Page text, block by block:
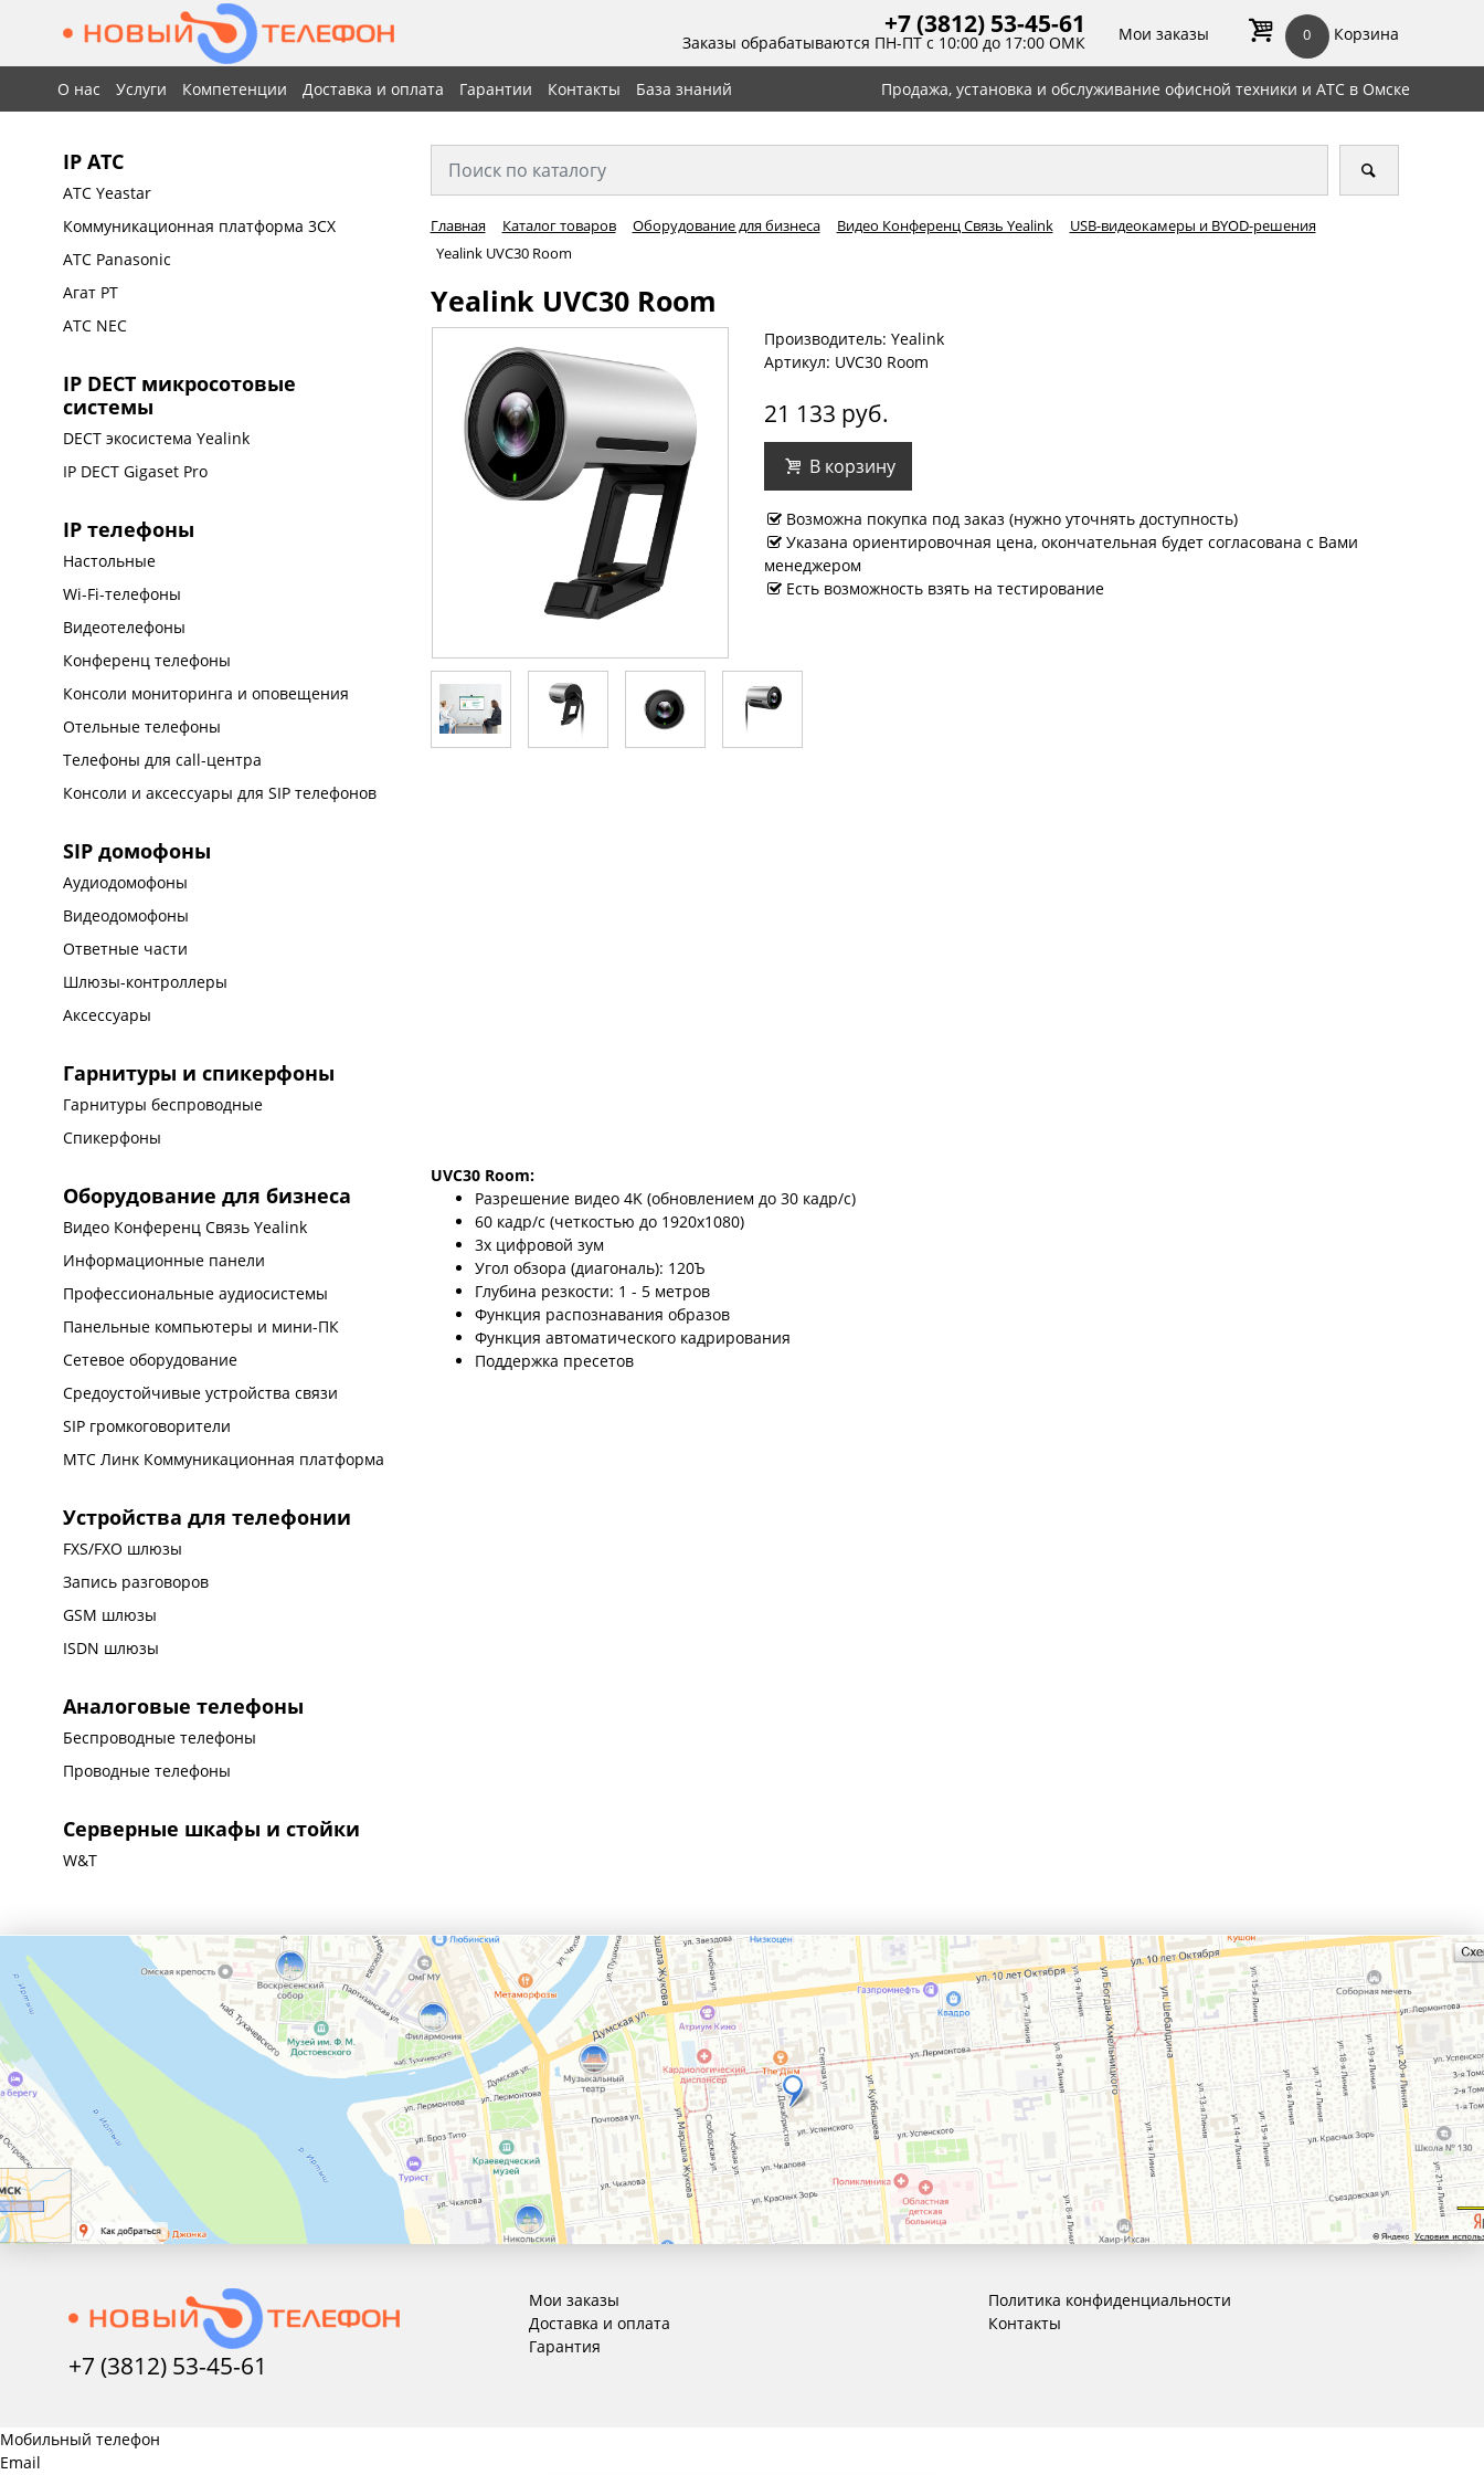
+7 (3812) 53-45-61
Заказы обрабатываются ПН-ПТ с 10:00 до 17:00 ОМК Мои заказы 0 Корзина
О нас Услуги Компетенции Доставка и оплата Гарантии Контакты База знаний Продажа, установка и обслуживание офисной техники и АТС в Омске
IP АТС
АТС Yeastar
Коммуникационная платформа 3CX
АТС Panasonic
Агат РТ
АТС NEC
IP DECT микросотовые
системы
DECT экосистема Yealink
IP DECT Gigaset Pro
IP телефоны
Настольные
Wi-Fi-телефоны
Видеотелефоны
Конференц телефоны
Консоли мониторинга и оповещения
Отельные телефоны
Телефоны для call-центра
Консоли и аксессуары для SIP телефонов
SIP домофоны
Аудиодомофоны
Видеодомофоны
Ответные части
Шлюзы-контроллеры
Аксессуары
Гарнитуры и спикерфоны
Гарнитуры беспроводные
Спикерфоны
Оборудование для бизнеса
Видео Конференц Связь Yealink
Информационные панели
Профессиональные аудиосистемы
Панельные компьютеры и мини-ПК
Сетевое оборудование
Средоустойчивые устройства связи
SIP громкоговорители
МТС Линк Коммуникационная платформа
Устройства для телефонии
FXS/FXO шлюзы
Запись разговоров
GSM шлюзы
ISDN шлюзы
Аналоговые телефоны
Беспроводные телефоны
Проводные телефоны
Серверные шкафы и стойки
W&T
Главная Каталог товаров Оборудование для бизнеса Видео Конференц Связь Yealink
USB-видеокамеры и BYOD-решения
Yealink UVC30 Room
Yealink UVC30 Room
Производитель: Yealink
Артикул: UVC30 Room
21 133 руб.
В корзину
Возможна покупка под заказ (нужно уточнять доступность)
Указана ориентировочная цена, окончательная будет согласована с Вами
менеджером
Есть возможность взять на тестирование
UVC30 Room:
Разрешение видео 4K (обновлением до 30 кадр/с)
60 кадр/с (четкостью до 1920х1080)
3x цифровой зум
Угол обзора (диагональ): 120Ъ
Глубина резкости: 1 - 5 метров
Функция распознавания образов
Функция автоматического кадрирования
Поддержка пресетов
+7 (3812) 53-45-61
Мои заказы
Доставка и оплата
Гарантия
Политика конфиденциальности
Контакты
Мобильный телефон
Email